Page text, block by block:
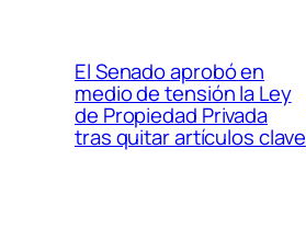
El Senado aprobó en
medio de tensión la Ley
de Propiedad Privada
tras quitar artículos clave